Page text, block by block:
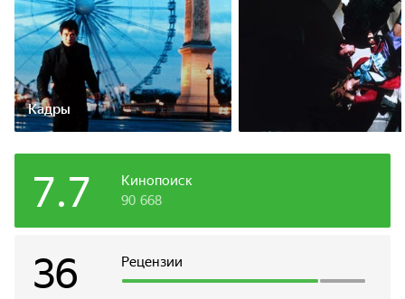
преследования и доказать свою невиновность.
Кадры
Кинопоиск
7.7 90 668
Рецензии
36